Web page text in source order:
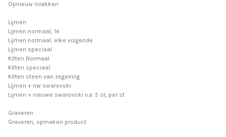
Opnieuw inlakken
Lijmen
Lijmen normaal, 1e
Lijmen normaal, elke volgende
Lijmen speciaal
Kitten Normaal
Kitten speciaal
Kitten steen van zegelring
Lijmen + nw swarovski
Lijmen + nieuwe swarovski v.a. 5 st, per st
Graveren
Graveren, opmaken product